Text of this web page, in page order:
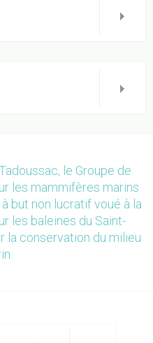
le Groupe de
les mammifères marins
but non lucratif voué à la
les baleines du Saint-
la conservation du milieu